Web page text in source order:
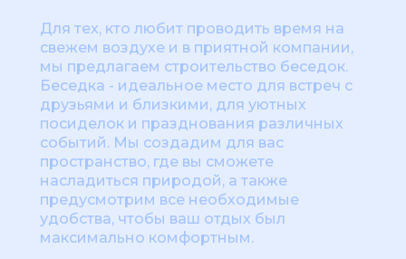
Для тех, кто любит проводить время на
свежем воздухе и в приятной компании,
мы предлагаем строительство беседок.
Беседка - идеальное место для встреч с
друзьями и близкими, для уютных
посиделок и празднования различных
событий. Мы создадим для вас
пространство, где вы сможете
насладиться природой, а также
предусмотрим все необходимые
удобства, чтобы ваш отдых был
максимально комфортным.